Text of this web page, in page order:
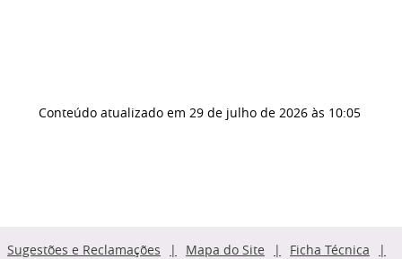
Conteúdo atualizado em 29 de julho de 2026 às 10:05
Sugestões e Reclamações Mapa do Site
Ficha Técnica